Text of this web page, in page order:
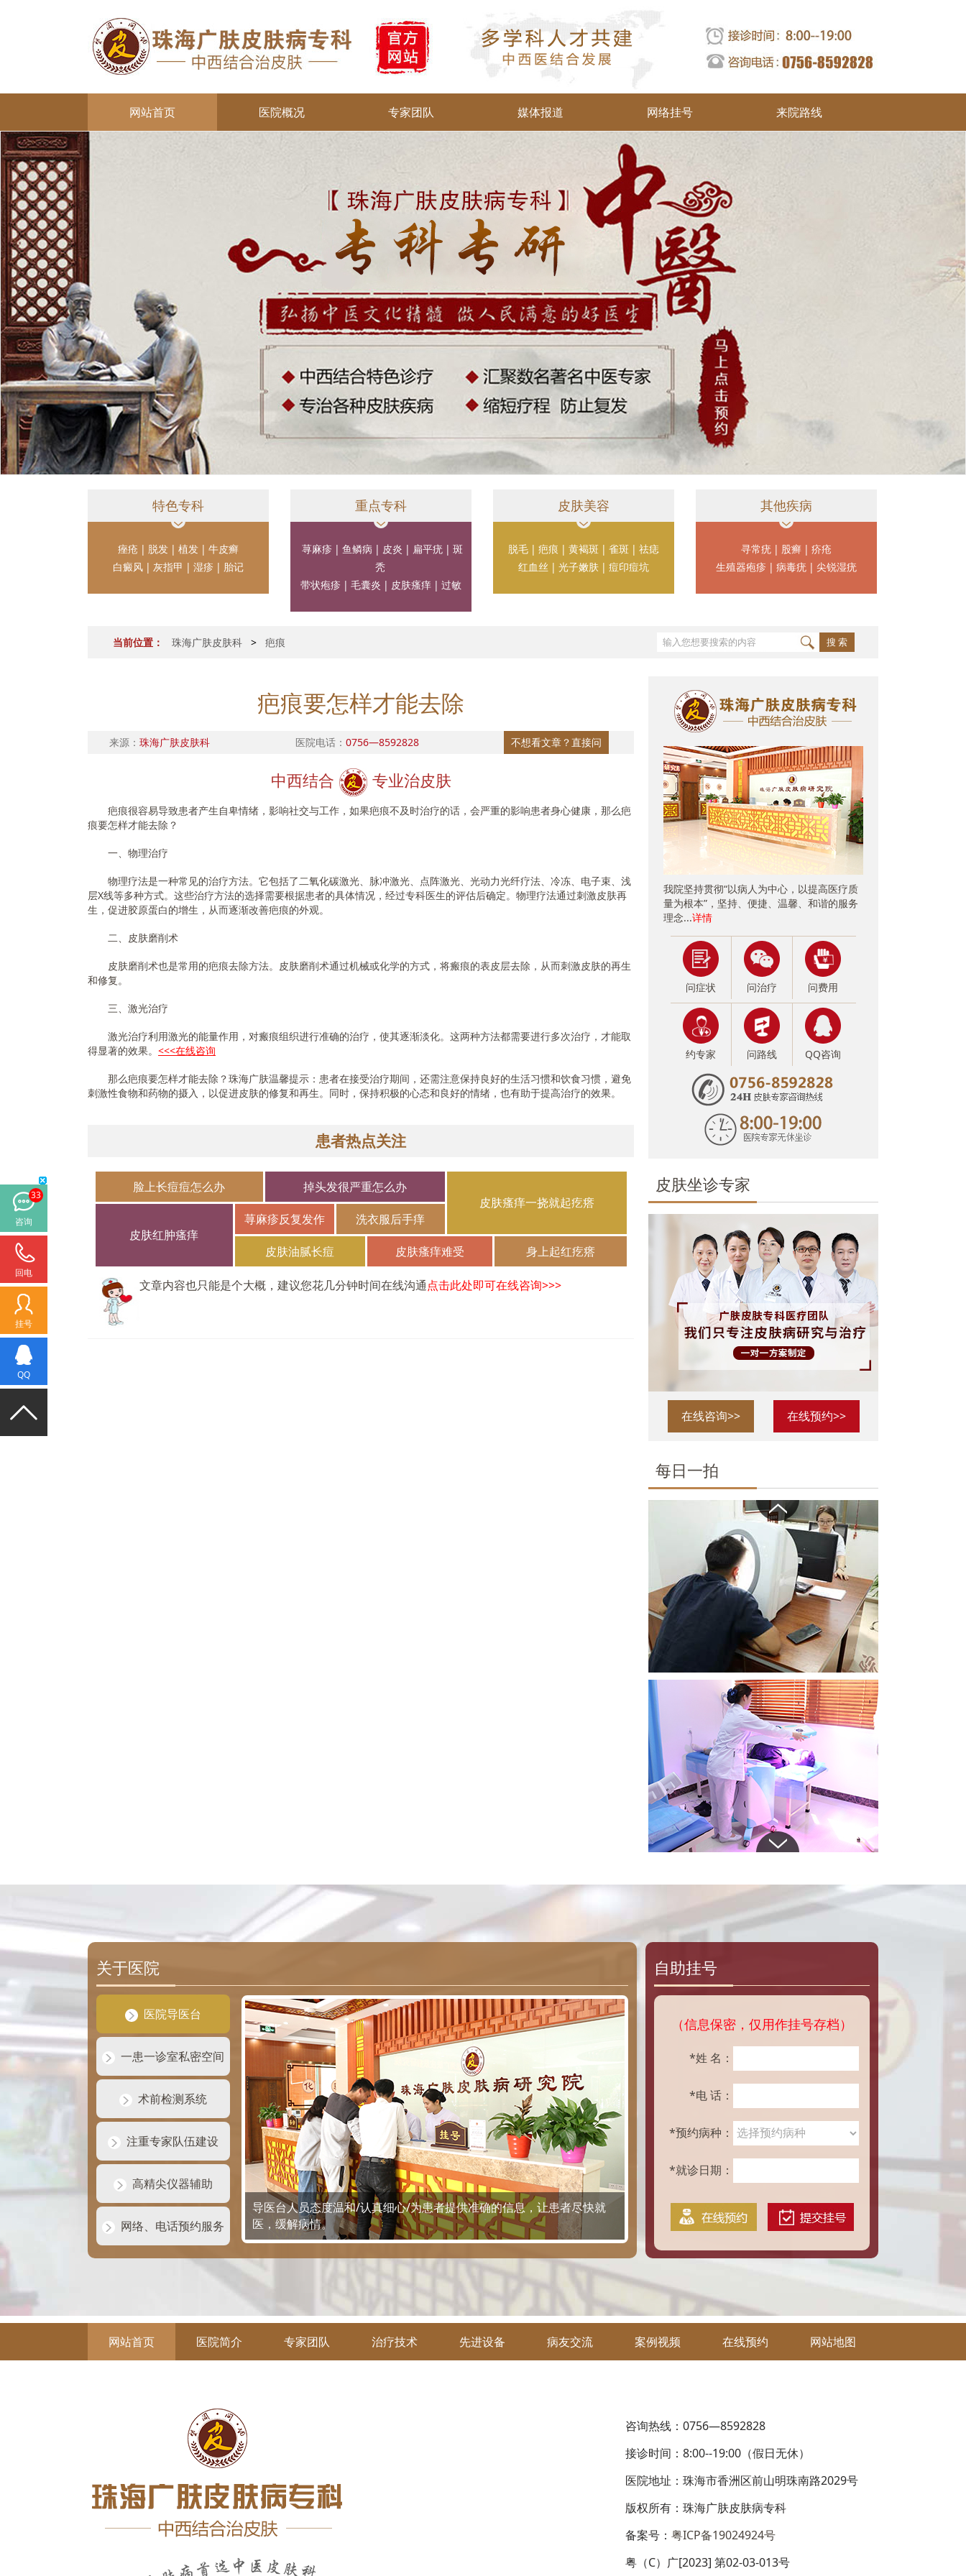
网站首页 医院概况 专家团队 媒体报道 网络挂号 来院路线
特色专科
痤疮 | 脱发 | 植发 | 牛皮癣
白癜风 | 灰指甲 | 湿疹 | 胎记
重点专科
荨麻疹 | 鱼鳞病 | 皮炎 | 扁平疣 | 斑
秃
带状疱疹 | 毛囊炎 | 皮肤瘙痒 | 过敏
皮肤美容
脱毛 | 疤痕 | 黄褐斑 | 雀斑 | 祛痣
红血丝 | 光子嫩肤 | 痘印痘坑
其他疾病
寻常疣 | 股癣 | 疥疮
生殖器疱疹 | 病毒疣 | 尖锐湿疣
当前位置： 珠海广肤皮肤科 > 疤痕
疤痕要怎样才能去除
来源： 珠海广肤皮肤科 医院电话： 0756—8592828 不想看文章？直接问
中西结合 专业治皮肤
疤痕很容易导致患者产生自卑情绪，影响社交与工作，如果疤痕不及时治疗的话，会严重的影响患者身心健康，那么疤
痕要怎样才能去除？
一、物理治疗
物理疗法是一种常见的治疗方法。它包括了二氧化碳激光、脉冲激光、点阵激光、光动力光纤疗法、冷冻、电子束、浅
层X线等多种方式。这些治疗方法的选择需要根据患者的具体情况，经过专科医生的评估后确定。物理疗法通过刺激皮肤再
生，促进胶原蛋白的增生，从而逐渐改善疤痕的外观。
二、皮肤磨削术
皮肤磨削术也是常用的疤痕去除方法。皮肤磨削术通过机械或化学的方式，将瘢痕的表皮层去除，从而刺激皮肤的再生
和修复。
三、激光治疗
激光治疗利用激光的能量作用，对瘢痕组织进行准确的治疗，使其逐渐淡化。这两种方法都需要进行多次治疗，才能取
得显著的效果。 <<<在线咨询
那么疤痕要怎样才能去除？珠海广肤温馨提示：患者在接受治疗期间，还需注意保持良好的生活习惯和饮食习惯，避免
刺激性食物和药物的摄入，以促进皮肤的修复和再生。同时，保持积极的心态和良好的情绪，也有助于提高治疗的效果。
患者热点关注
脸上长痘痘怎么办
掉头发很严重怎么办
皮肤瘙痒一挠就起疙瘩
皮肤红肿瘙痒
荨麻疹反复发作 洗衣服后手痒
皮肤油腻长痘 皮肤瘙痒难受 身上起红疙瘩
文章内容也只能是个大概，建议您花几分钟时间在线沟通点击此处即可在线咨询>>>
我院坚持贯彻“以病人为中心，以提高医疗质
量为根本”，坚持、便捷、温馨、和谐的服务
理念...详情
问症状 问治疗 问费用
约专家 问路线 QQ咨询
皮肤坐诊专家
在线咨询>> 在线预约>>
每日一拍
关于医院
医院导医台
一患一诊室私密空间
术前检测系统
注重专家队伍建设
高精尖仪器辅助
网络、电话预约服务
导医台人员态度温和/认真细心/为患者提供准确的信息，让患者尽快就
医，缓解病情。
自助挂号
（信息保密，仅用作挂号存档）
*姓 名：
*电 话：
*预约病种：
*就诊日期：
网站首页 医院简介 专家团队 治疗技术 先进设备 病友交流 案例视频 在线预约 网站地图
咨询热线：0756—8592828
接诊时间：8:00--19:00（假日无休）
医院地址：珠海市香洲区前山明珠南路2029号
版权所有：珠海广肤皮肤病专科
备案号： 粤ICP备19024924号
粤（C）广[2023] 第02-03-013号
33
咨询
回电
挂号
QQ